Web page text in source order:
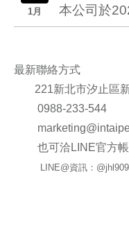
1月 本公司於
最新聯絡方式
221新北市汐止區
0988-233-544
也可洽LINE官方
LINE@資訊：